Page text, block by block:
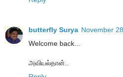
butterfly Surya November
Welcome back...
அவியல்தான்..